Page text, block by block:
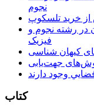
نجوم
خرید تلسکوپ
در رشته نجوم و
فیزیک
کیهان شناسی
جهت‌یابی
کتاب